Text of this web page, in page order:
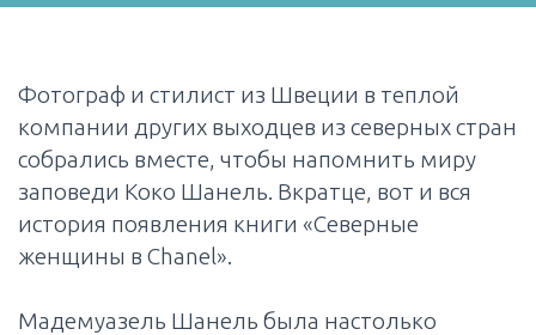
Фотограф и стилист из Швеции в теплой
компании других выходцев из северных стран
собрались вместе, чтобы напомнить миру
заповеди Коко Шанель. Вкратце, вот и вся
история появления книги «Северные
женщины в Chanel».
Мадемуазель Шанель была настолько